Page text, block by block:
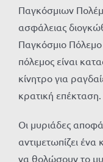
Παγκόσμιων
ασφάλειας
Παγκόσμιο
πόλεμος είναι
κίνητρο για
κρατική επέκταση.
Οι μυριάδες
αντιμετωπίζει
να θολώσουν το